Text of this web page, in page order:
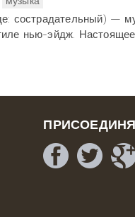
сострадательный) —
нью-эйдж.